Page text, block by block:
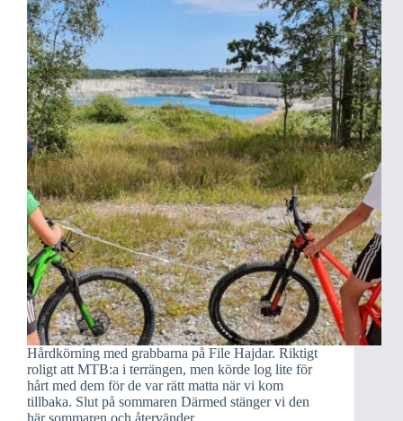
Hårdkörning med grabbarna på File Hajdar. Riktigt
roligt att MTB:a i terrängen, men körde log lite för
hårt med dem för de var rätt matta när vi kom
tillbaka. Slut på sommaren Därmed stänger vi den